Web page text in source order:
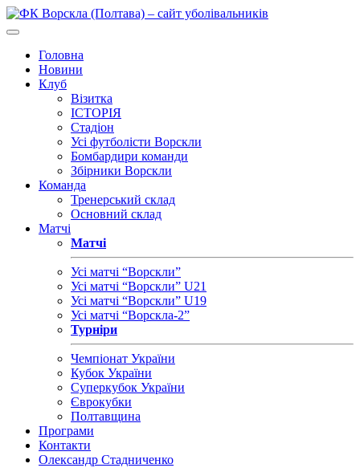
Головна
Новини
Клуб
Візитка
ІСТОРІЯ
Стадіон
Усі футболісти Ворскли
Бомбардири команди
Збірники Ворскли
Команда
Тренерський склад
Основний склад
Матчі
Матчі
Усі матчі “Ворскли”
Усі матчі “Ворскли” U21
Усі матчі “Ворскли” U19
Усі матчі “Ворскла-2”
Турніри
Чемпіонат України
Кубок України
Суперкубок України
Єврокубки
Полтавщина
Програми
Контакти
Олександр Стадниченко